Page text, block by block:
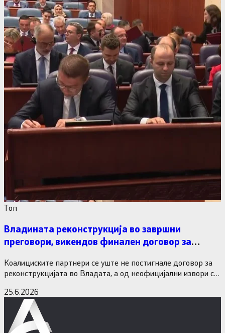
Tоп
Владината реконструкција во завршни
преговори, викендов финален договор за
Коалициските партнери се уште не постигнале договор за
реконструкцијата во Владата, а од неофицијални извори се
25.6.2026